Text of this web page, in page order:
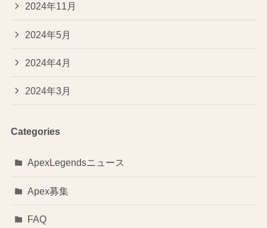
2024年11月
2024年5月
2024年4月
2024年3月
Categories
ApexLegendsニュース
Apex募集
FAQ